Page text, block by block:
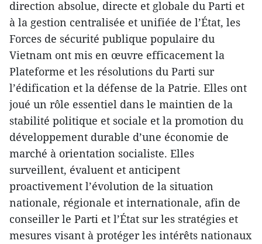
direction absolue, directe et globale du Parti et
à la gestion centralisée et unifiée de l’État, les
Forces de sécurité publique populaire du
Vietnam ont mis en œuvre efficacement la
Plateforme et les résolutions du Parti sur
l’édification et la défense de la Patrie. Elles ont
joué un rôle essentiel dans le maintien de la
stabilité politique et sociale et la promotion du
développement durable d’une économie de
marché à orientation socialiste. Elles
surveillent, évaluent et anticipent
proactivement l’évolution de la situation
nationale, régionale et internationale, afin de
conseiller le Parti et l’État sur les stratégies et
mesures visant à protéger les intérêts nationaux